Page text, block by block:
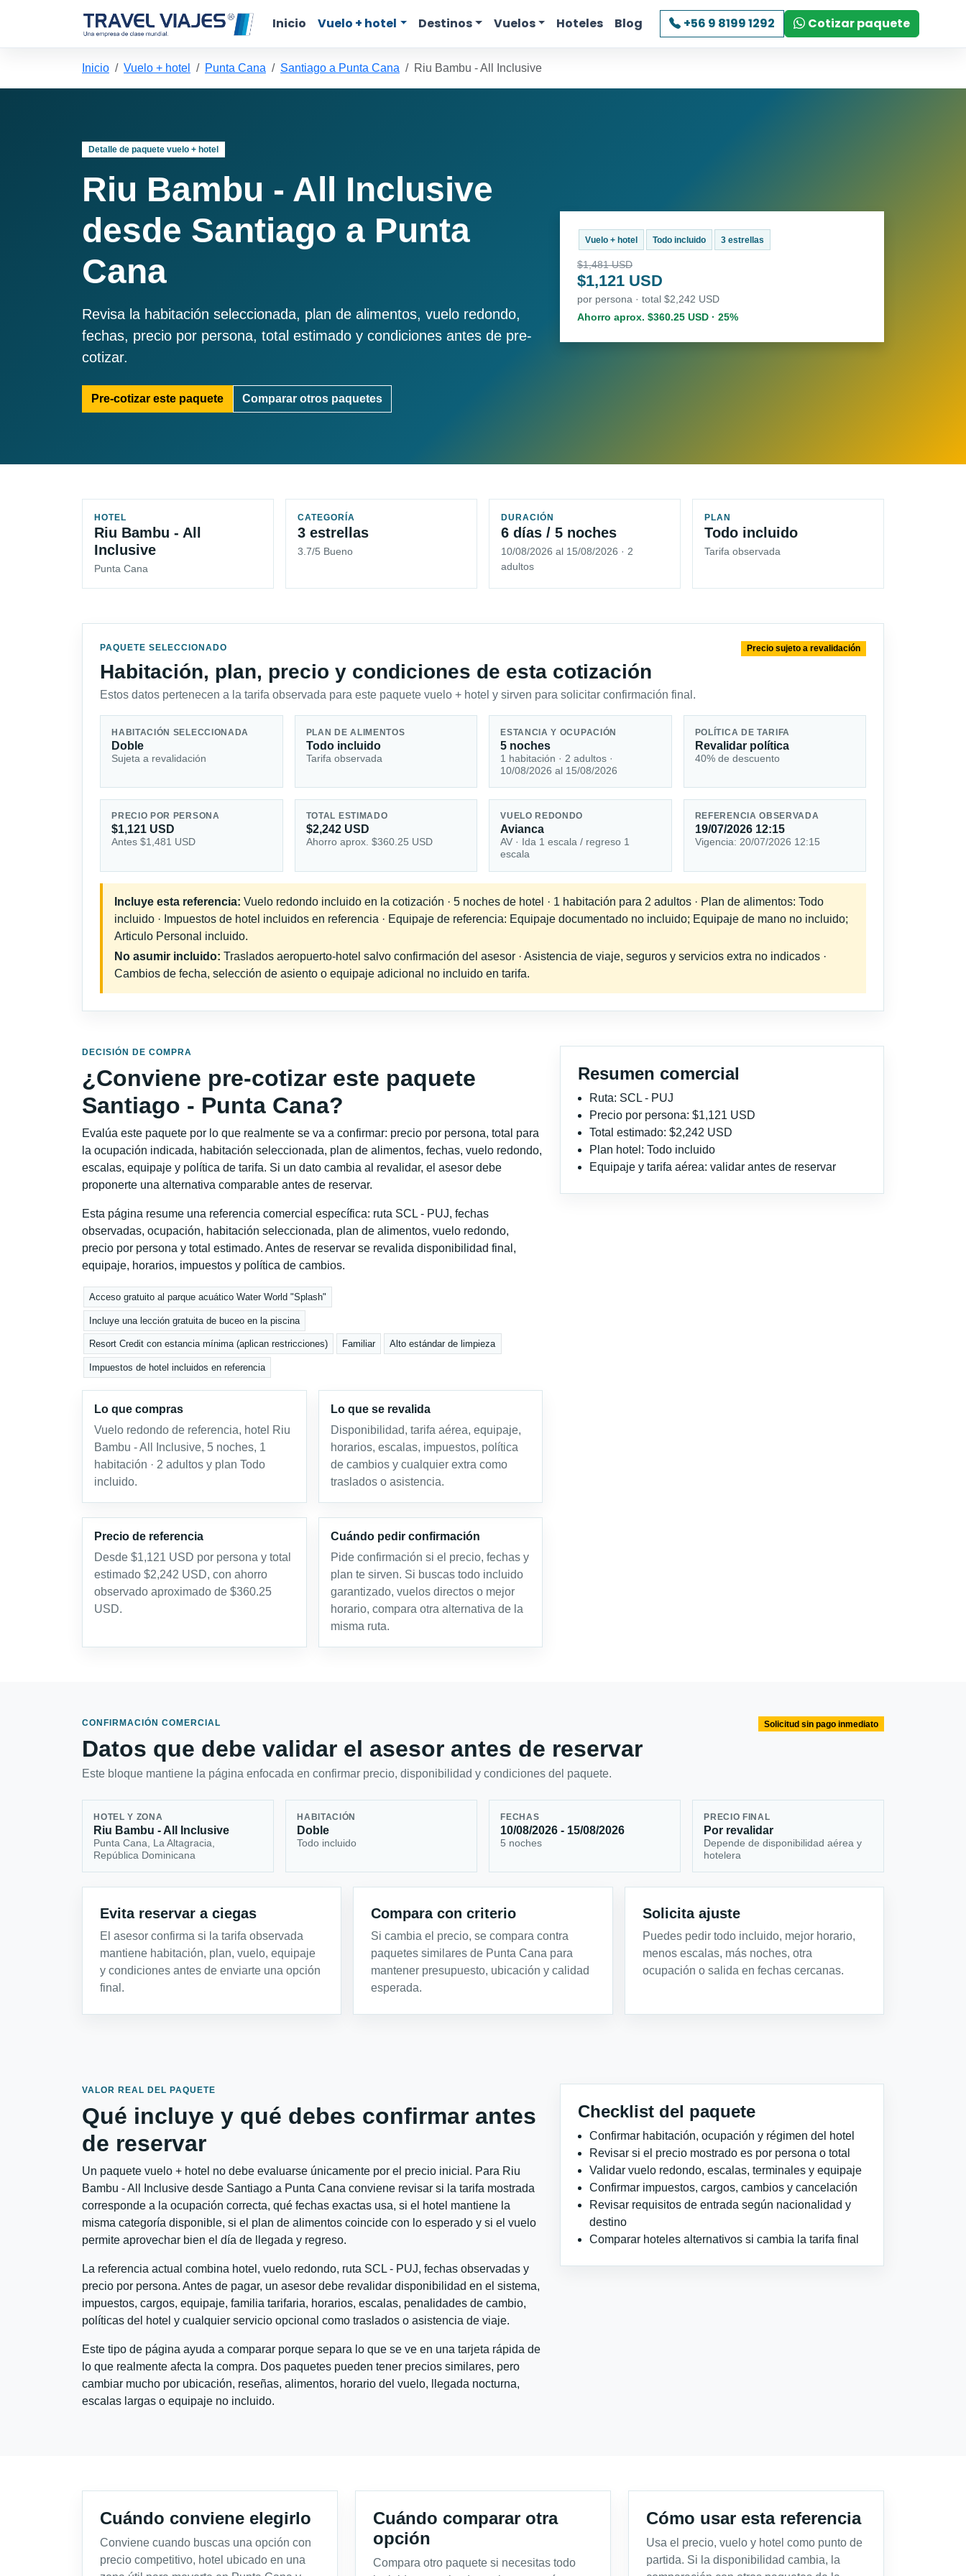
Inicio Vuelo + hotel Destinos Vuelos Hoteles Blog +56 9 8199 1292 Cotizar paquete
Inicio Vuelo + hotel Punta Cana Santiago a Punta Cana Riu Bambu - All Inclusive
Detalle de paquete vuelo + hotel
Riu Bambu - All Inclusive
desde Santiago a Punta
Cana
Revisa la habitación seleccionada, plan de alimentos, vuelo redondo,
fechas, precio por persona, total estimado y condiciones antes de pre-
cotizar.
Pre-cotizar este paquete Comparar otros paquetes
Vuelo + hotel Todo incluido 3 estrellas
$1,481 USD
$1,121 USD
por persona · total $2,242 USD
Ahorro aprox. $360.25 USD · 25%
HOTEL
Riu Bambu - All
Inclusive
Punta Cana
CATEGORÍA
3 estrellas
3.7/5 Bueno
DURACIÓN
6 días / 5 noches
10/08/2026 al 15/08/2026 · 2
adultos
PLAN
Todo incluido
Tarifa observada
PAQUETE SELECCIONADO
Habitación, plan, precio y condiciones de esta cotización
Estos datos pertenecen a la tarifa observada para este paquete vuelo + hotel y sirven para solicitar confirmación final.
Precio sujeto a revalidación
HABITACIÓN SELECCIONADA
Doble
Sujeta a revalidación
PLAN DE ALIMENTOS
Todo incluido
Tarifa observada
ESTANCIA Y OCUPACIÓN
5 noches
1 habitación · 2 adultos ·
10/08/2026 al 15/08/2026
POLÍTICA DE TARIFA
Revalidar política
40% de descuento
PRECIO POR PERSONA
$1,121 USD
Antes $1,481 USD
TOTAL ESTIMADO
$2,242 USD
Ahorro aprox. $360.25 USD
VUELO REDONDO
Avianca
AV · Ida 1 escala / regreso 1
escala
REFERENCIA OBSERVADA
19/07/2026 12:15
Vigencia: 20/07/2026 12:15
Incluye esta referencia: Vuelo redondo incluido en la cotización · 5 noches de hotel · 1 habitación para 2 adultos · Plan de alimentos: Todo
incluido · Impuestos de hotel incluidos en referencia · Equipaje de referencia: Equipaje documentado no incluido; Equipaje de mano no incluido;
Articulo Personal incluido.
No asumir incluido: Traslados aeropuerto-hotel salvo confirmación del asesor · Asistencia de viaje, seguros y servicios extra no indicados ·
Cambios de fecha, selección de asiento o equipaje adicional no incluido en tarifa.
DECISIÓN DE COMPRA
¿Conviene pre-cotizar este paquete
Santiago - Punta Cana?
Evalúa este paquete por lo que realmente se va a confirmar: precio por persona, total para
la ocupación indicada, habitación seleccionada, plan de alimentos, fechas, vuelo redondo,
escalas, equipaje y política de tarifa. Si un dato cambia al revalidar, el asesor debe
proponerte una alternativa comparable antes de reservar.
Esta página resume una referencia comercial específica: ruta SCL - PUJ, fechas
observadas, ocupación, habitación seleccionada, plan de alimentos, vuelo redondo,
precio por persona y total estimado. Antes de reservar se revalida disponibilidad final,
equipaje, horarios, impuestos y política de cambios.
Acceso gratuito al parque acuático Water World "Splash"
Incluye una lección gratuita de buceo en la piscina
Resort Credit con estancia mínima (aplican restricciones) Familiar Alto estándar de limpieza
Impuestos de hotel incluidos en referencia
Lo que compras
Vuelo redondo de referencia, hotel Riu
Bambu - All Inclusive, 5 noches, 1
habitación · 2 adultos y plan Todo
incluido.
Lo que se revalida
Disponibilidad, tarifa aérea, equipaje,
horarios, escalas, impuestos, política
de cambios y cualquier extra como
traslados o asistencia.
Precio de referencia
Desde $1,121 USD por persona y total
estimado $2,242 USD, con ahorro
observado aproximado de $360.25
USD.
Cuándo pedir confirmación
Pide confirmación si el precio, fechas y
plan te sirven. Si buscas todo incluido
garantizado, vuelos directos o mejor
horario, compara otra alternativa de la
misma ruta.
Resumen comercial
Ruta: SCL - PUJ
Precio por persona: $1,121 USD
Total estimado: $2,242 USD
Plan hotel: Todo incluido
Equipaje y tarifa aérea: validar antes de reservar
CONFIRMACIÓN COMERCIAL
Datos que debe validar el asesor antes de reservar
Este bloque mantiene la página enfocada en confirmar precio, disponibilidad y condiciones del paquete.
Solicitud sin pago inmediato
HOTEL Y ZONA
Riu Bambu - All Inclusive
Punta Cana, La Altagracia,
República Dominicana
HABITACIÓN
Doble
Todo incluido
FECHAS
10/08/2026 - 15/08/2026
5 noches
PRECIO FINAL
Por revalidar
Depende de disponibilidad aérea y
hotelera
Evita reservar a ciegas
El asesor confirma si la tarifa observada
mantiene habitación, plan, vuelo, equipaje
y condiciones antes de enviarte una opción
final.
Compara con criterio
Si cambia el precio, se compara contra
paquetes similares de Punta Cana para
mantener presupuesto, ubicación y calidad
esperada.
Solicita ajuste
Puedes pedir todo incluido, mejor horario,
menos escalas, más noches, otra
ocupación o salida en fechas cercanas.
VALOR REAL DEL PAQUETE
Qué incluye y qué debes confirmar antes
de reservar
Un paquete vuelo + hotel no debe evaluarse únicamente por el precio inicial. Para Riu
Bambu - All Inclusive desde Santiago a Punta Cana conviene revisar si la tarifa mostrada
corresponde a la ocupación correcta, qué fechas exactas usa, si el hotel mantiene la
misma categoría disponible, si el plan de alimentos coincide con lo esperado y si el vuelo
permite aprovechar bien el día de llegada y regreso.
La referencia actual combina hotel, vuelo redondo, ruta SCL - PUJ, fechas observadas y
precio por persona. Antes de pagar, un asesor debe revalidar disponibilidad en el sistema,
impuestos, cargos, equipaje, familia tarifaria, horarios, escalas, penalidades de cambio,
políticas del hotel y cualquier servicio opcional como traslados o asistencia de viaje.
Este tipo de página ayuda a comparar porque separa lo que se ve en una tarjeta rápida de
lo que realmente afecta la compra. Dos paquetes pueden tener precios similares, pero
cambiar mucho por ubicación, reseñas, alimentos, horario del vuelo, llegada nocturna,
escalas largas o equipaje no incluido.
Checklist del paquete
Confirmar habitación, ocupación y régimen del hotel
Revisar si el precio mostrado es por persona o total
Validar vuelo redondo, escalas, terminales y equipaje
Confirmar impuestos, cargos, cambios y cancelación
Revisar requisitos de entrada según nacionalidad y
destino
Comparar hoteles alternativos si cambia la tarifa final
Cuándo conviene elegirlo
Conviene cuando buscas una opción con
precio competitivo, hotel ubicado en una
Cuándo comparar otra
opción
Compara otro paquete si necesitas todo
Cómo usar esta referencia
Usa el precio, vuelo y hotel como punto de
partida. Si la disponibilidad cambia, la